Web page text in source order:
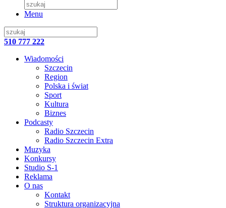
Menu
510 777 222
Wiadomości
Szczecin
Region
Polska i świat
Sport
Kultura
Biznes
Podcasty
Radio Szczecin
Radio Szczecin Extra
Muzyka
Konkursy
Studio S-1
Reklama
O nas
Kontakt
Struktura organizacyjna